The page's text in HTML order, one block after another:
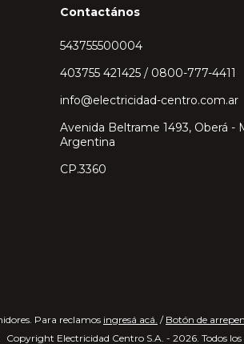
Contactános
543755500004
403755 421425 / 0800-777-4411
info@electricidad-centro.com.ar
Avenida Beltrame 1493, Oberá -
Argentina
CP.3360
Para reclamos ingresá acá. / Botón de
Copyright Electricidad Centro S.A. - 2026. Todos los